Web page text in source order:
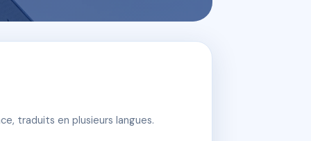
traduits en plusieurs langues.